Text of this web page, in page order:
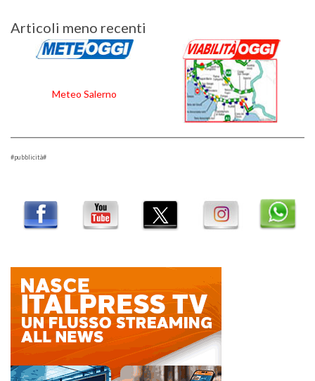
Navigazione
articoli
Articoli meno recenti
Meteo Salerno
#pubblicità#